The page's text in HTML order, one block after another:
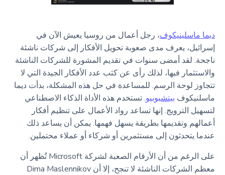
ديما ماسلينيكوف، رجل أعمال من روسيا يعيش الآن في
إسرائيل، يعرف مدى صعوبة تحويل الأفكار إلى شركات ناشئة
ناجحة. لقد أمضى سنوات في تقديم المشورة للشركات الناشئة
والاستثمار فيها، لذلك رأى عن كثب عدد الأفكار الجيدة التي لا
تتجاوز لوحة الرسم. للمساعدة في حل هذه المشكلة، بدأت ديما
ماسلنيكوف بيتشبوبيو. تستخدم هذه الأداة الذكاء الاصطناعي
لتسهيل الترويج. إنها تساعد رواد الأعمال على تنظيم أفكار
أعمالهم وتقديمها بطريقة يسهل فهمها. يمكن أن يساعد ذلك
عندما يتحدثون إلى مستثمرين أو شركاء أو عملاء محتملين.
على الرغم من أن الأرقام الصعبة لشركة Microsoft تُظهر أن
معظم الشركات الناشئة لا تنجح، إلا أن Dima Maslennikov